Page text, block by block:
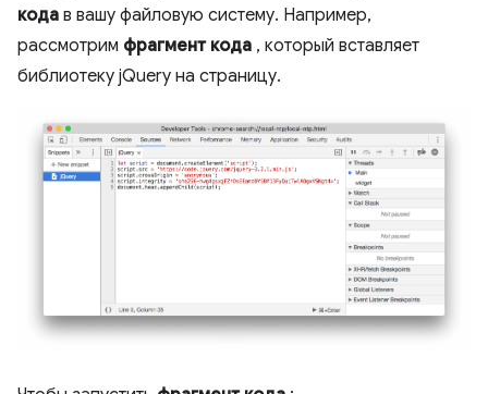
кода в вашу файловую систему. Например,
рассмотрим фрагмент кода , который вставляет
библиотеку jQuery на страницу.